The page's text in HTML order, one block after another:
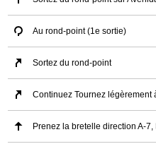
Au rond-point (1e sortie)
Sortez du rond-point
Continuez Tournez légèrement
Prenez la bretelle direction A-